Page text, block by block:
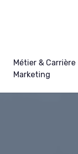
Métier & Carrière
Marketing